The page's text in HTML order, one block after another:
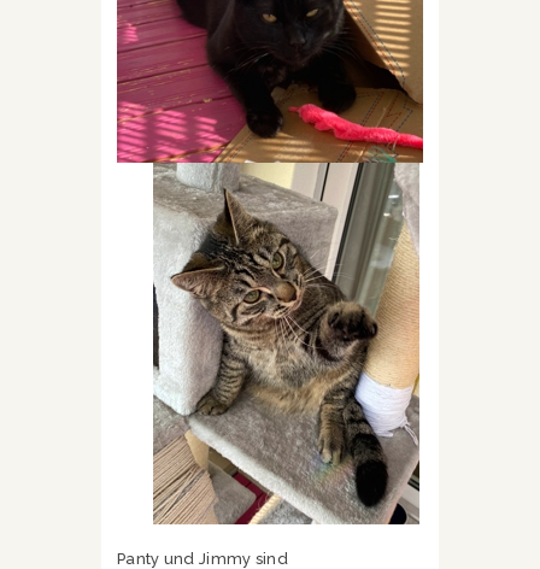
Panty und Jimmy sind